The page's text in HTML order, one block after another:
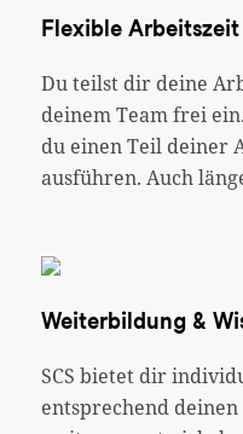
Flexible
Du teilst dir deine
deinem Team frei
du einen Teil deiner
ausführen. Auch
Weiterbildung &
SCS bietet dir
entsprechend